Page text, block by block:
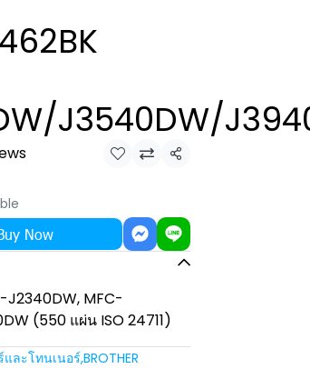
J3540DW/
Share
Now
J2340DW, MFC-
(550 แผ่น ISO 24711)
ละโทนเนอร์,BROTHER